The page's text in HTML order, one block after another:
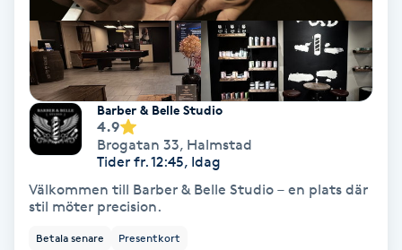
Diamantslipning
Enzympeeling
Extensions
Extensions borttagning
Eyeliner-tatuering
Barber & Belle Studio
4.9
Brogatan 33, Halmstad
Tider fr. 12:45, Idag
Välkommen till Barber & Belle Studio – en plats där
stil möter precision.
Betala senare Presentkort